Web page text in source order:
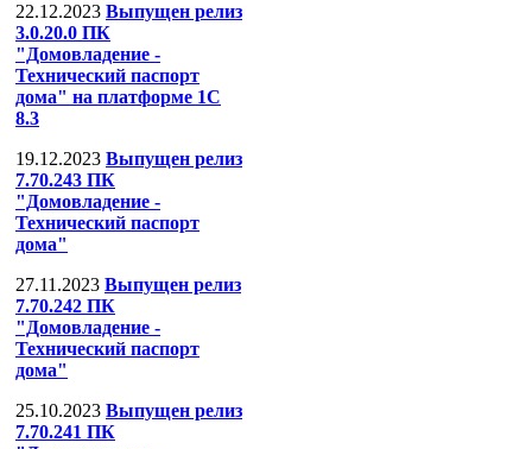
22.12.2023 Выпущен релиз
3.0.20.0 ПК
"Домовладение -
Технический паспорт
дома" на платформе 1С
8.3
19.12.2023 Выпущен релиз
7.70.243 ПК
"Домовладение -
Технический паспорт
дома"
27.11.2023 Выпущен релиз
7.70.242 ПК
"Домовладение -
Технический паспорт
дома"
25.10.2023 Выпущен релиз
7.70.241 ПК